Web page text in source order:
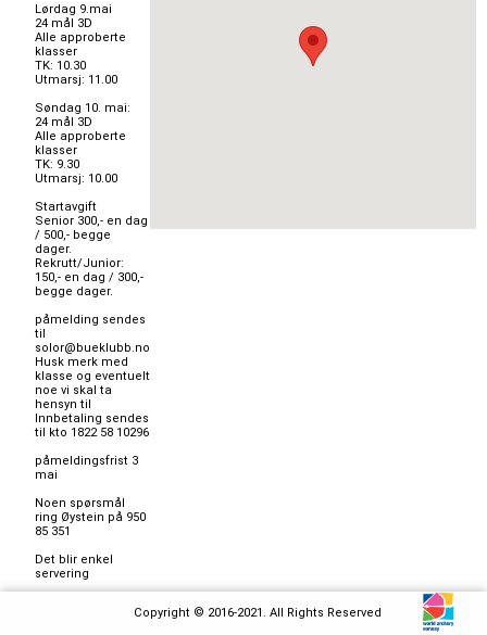
Lørdag 9.mai
24 mål 3D
Alle approberte
klasser
TK: 10.30
Utmarsj: 11.00
Søndag 10. mai:
24 mål 3D
Alle approberte
klasser
TK: 9.30
Utmarsj: 10.00
Startavgift
Senior 300,- en dag
/ 500,- begge
dager.
Rekrutt/Junior:
150,- en dag / 300,-
begge dager.
påmelding sendes
til
solor@bueklubb.no
Husk merk med
klasse og eventuelt
noe vi skal ta
hensyn til
Innbetaling sendes
til kto 1822 58 10296
påmeldingsfrist 3
mai
Noen spørsmål
ring Øystein på 950
85 351
Det blir enkel
servering
merk innbetaling Copyright © 2016-2021. All Rights Reserved